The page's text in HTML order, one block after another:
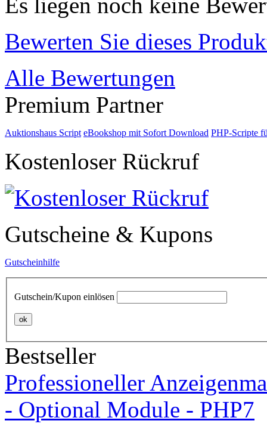
Bewerten Sie dieses
Alle Bewertungen
Premium Partner
Auktionshaus Script eBookshop mit Sofort Download PHP-Scripte
Kostenloser Rückruf
Gutscheine & Kupons
Gutscheinhilfe
Gutschein/Kupon einlösen
ok
Bestseller
Professioneller
- Optional Module - PHP7